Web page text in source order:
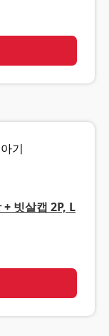
빗살캡 2P, L